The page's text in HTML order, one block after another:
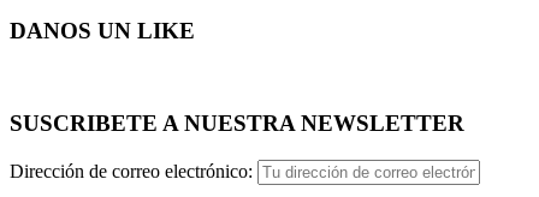
DANOS UN LIKE
SUSCRIBETE A NUESTRA NEWSLETTER
Dirección de correo electrónico: